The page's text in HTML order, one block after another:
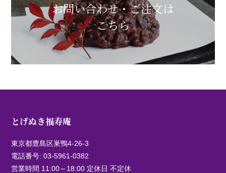
お問い合わせ・ご注文は
こちら
とげぬき福寿庵
東京都豊島区巣鴨4-26-3
電話番号:03-5961-0382
営業時間 11:00～18:00 定休日 不定休